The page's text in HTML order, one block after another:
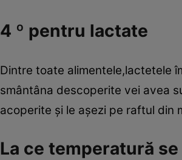
4 º pentru lactate
Dintre toate alimentele,lactetele
smântâna descoperite vei avea
acoperite şi le aşezi pe raftul din
La ce temperatură